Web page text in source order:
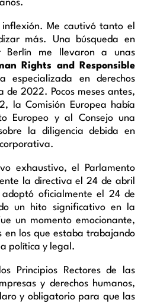
Me cautivó tanto el
más. Una búsqueda en
me llevaron a unas
Rights and Responsible
especializada en derechos
de 2022. Pocos meses antes,
la Comisión Europea había
Europeo y al Consejo una
la diligencia debida en
exhaustivo, el Parlamento
la directiva el 24 de abril
oficialmente el 24 de
un hito significativo en la
un momento emocionante,
en los que estaba trabajando
política y legal.
Principios Rectores de las
y derechos humanos,
y obligatorio para que las